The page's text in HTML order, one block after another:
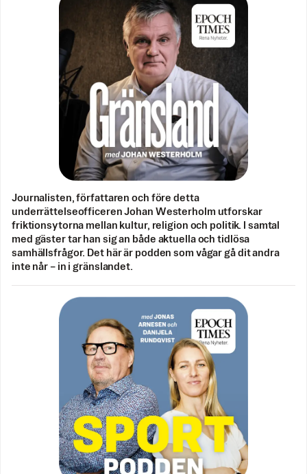
Journalisten, författaren och före detta
underrättelseofficeren Johan Westerholm utforskar
friktionsytorna mellan kultur, religion och politik. I samtal
med gäster tar han sig an både aktuella och tidlösa
samhällsfrågor. Det här är podden som vågar gå dit andra
inte når – in i gränslandet.